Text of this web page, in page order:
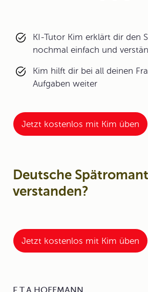
KI-Tutor Kim erklärt dir den
nochmal einfach und
Kim hilft dir bei all deinen
Aufgaben weiter
Jetzt kostenlos mit Kim üben
Deutsche
verstanden?
Jetzt kostenlos mit Kim üben